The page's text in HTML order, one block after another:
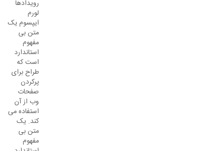
رویدادها
لورم
ایپسوم یک
متن بی
مفهوم
استاندارد
است که
طراح برای
پرکردن
صفحات
وب از آن
استفاده می
کند. یک
متن بی
مفهوم